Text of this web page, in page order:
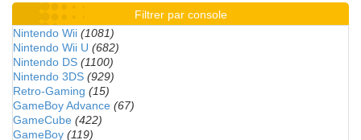
Filtrer par console
Nintendo Wii (1081)
Nintendo Wii U (682)
Nintendo DS (1100)
Nintendo 3DS (929)
Retro-Gaming (15)
GameBoy Advance (67)
GameCube (422)
GameBoy (119)